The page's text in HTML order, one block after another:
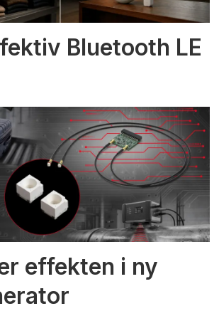
Bluetooth LE
effekten i ny